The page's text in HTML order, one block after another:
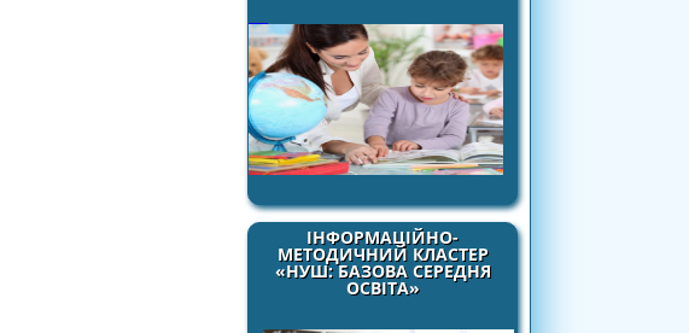
ІНФОРМАЦІЙНО-
МЕТОДИЧНИЙ КЛАСТЕР
«НУШ: БАЗОВА СЕРЕДНЯ
ОСВІТА»